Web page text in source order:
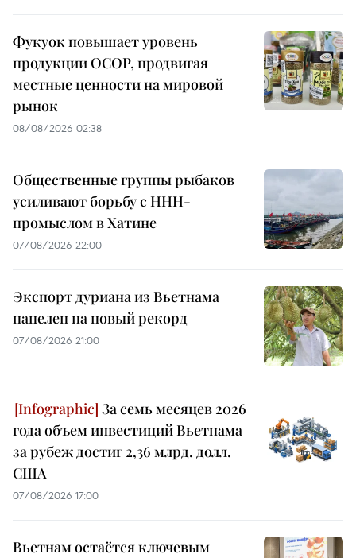
Фукуок повышает уровень
продукции OCOP, продвигая
местные ценности на мировой
рынок
08/08/2026 02:38
Общественные группы рыбаков
усиливают борьбу с ННН-
промыслом в Хатине
07/08/2026 22:00
Экспорт дуриана из Вьетнама
нацелен на новый рекорд
07/08/2026 21:00
За семь месяцев 2026
года объем инвестиций Вьетнама
за рубеж достиг 2,36 млрд. долл.
США
07/08/2026 17:00
Вьетнам остаётся ключевым